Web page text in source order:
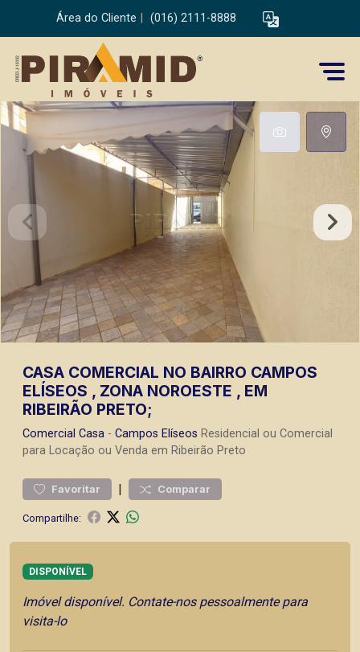
Área do Cliente (016) 2111-8888
CASA COMERCIAL NO BAIRRO CAMPOS
ELÍSEOS , ZONA NOROESTE , EM
RIBEIRÃO PRETO;
Comercial Casa - Campos Elíseos Residencial ou Comercial
para Locação ou Venda em Ribeirão Preto
Favoritar | Comparar
Compartilhe:
DISPONÍVEL
Imóvel disponível. Contate-nos pessoalmente para
visita-lo